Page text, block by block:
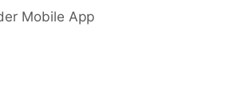
Mobile App